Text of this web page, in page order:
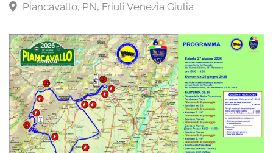
Piancavallo, PN, Friuli Venezia Giulia